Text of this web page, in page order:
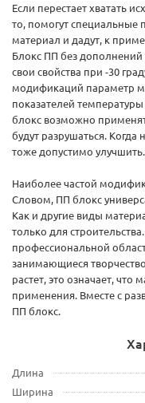
Если перестает хватать
то, помогут специальные
материал и дадут, к
Блокс ПП без дополнений
свои свойства при -30
модификаций параметр
показателей
блокс возможно
будут разрушаться.
тоже допустимо улучшить.
Наиболее частой
Словом, ПП блокс
Как и другие виды
только для
профессиональной
занимающиеся
растет, это означает,
применения. Вместе с
ПП блокс.
Длина
Ширина